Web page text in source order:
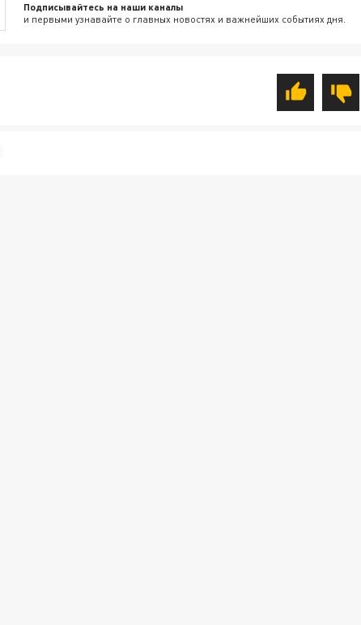
Подписывайтесь на наши каналы
и первыми узнавайте о главных новостях и важнейших событиях дня.